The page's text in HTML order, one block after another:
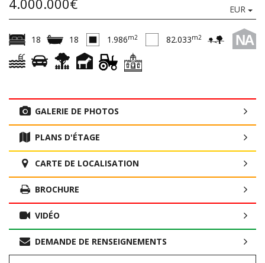
4.000.000€ EUR
NA
18 18 1.986m2 82.033m2
GALERIE DE PHOTOS
PLANS D'ÉTAGE
CARTE DE LOCALISATION
BROCHURE
VIDÉO
DEMANDE DE RENSEIGNEMENTS